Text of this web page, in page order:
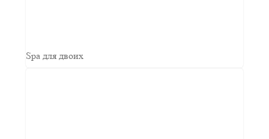
Spa для двоих